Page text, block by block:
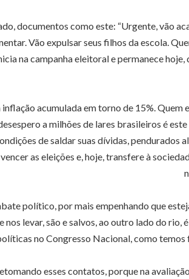
documentos como este: “Urgente, vão
Vão expulsar seus filhos da escola.
na campanha eleitoral e permanece
acumulada em torno de 15%.
a milhões de lares brasileiros é
de saldar suas dívidas,
as eleições e, hoje, transfere à
político, por mais empenhando que
nos levar, são e salvos, ao outro lado do
no Congresso Nacional, como temos
esses contatos, porque na